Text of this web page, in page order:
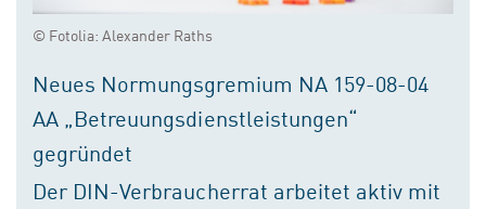
© Fotolia: Alexander Raths
Neues Normungsgremium NA 159-08-04
AA „Betreuungsdienstleistungen“
gegründet
Der DIN-Verbraucherrat arbeitet aktiv mit